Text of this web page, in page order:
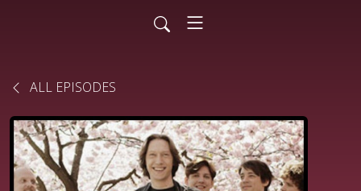
ALL EPISODES